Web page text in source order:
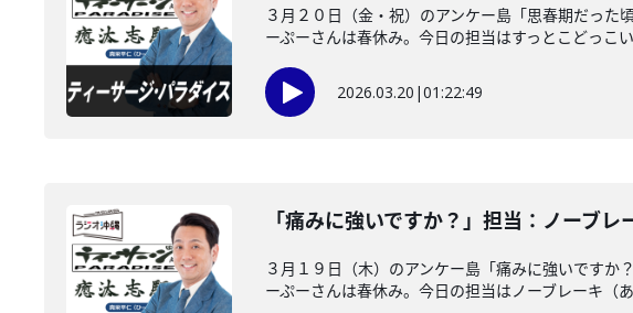
３月２０日（金・祝）のアンケー島「思春期だっ
ーぷーさんは春休み。今日の担当はすっとこどっこ
2026.03.20 |01:22:49
「痛みに強いですか？」担当：ノーブレ
３月１９日（木）のアンケー島「痛みに強いです
ーぷーさんは春休み。今日の担当はノーブレーキ（